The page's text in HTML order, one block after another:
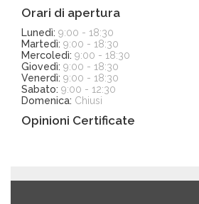
Orari di apertura
Lunedì: 9:00 - 18:30
Martedì: 9:00 - 18:30
Mercoledì: 9:00 - 18:30
Giovedì: 9:00 - 18:30
Venerdì: 9:00 - 18:30
Sabato: 9:00 - 12:30
Domenica: Chiusi
Opinioni Certificate